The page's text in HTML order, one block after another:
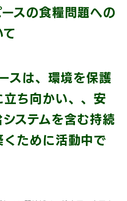
スの食糧問題への
スは、環境を保護
立ち向かい、、安
ステムを含む持続
ために活動中で